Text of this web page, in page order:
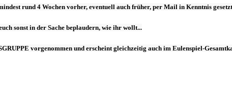
rund 4 Wochen vorher, eventuell auch früher, per Mail in Kenntnis
sonst in der Sache beplaudern, wie ihr wollt...
vorgenommen und erscheint gleichzeitig auch im Eulenspiel-